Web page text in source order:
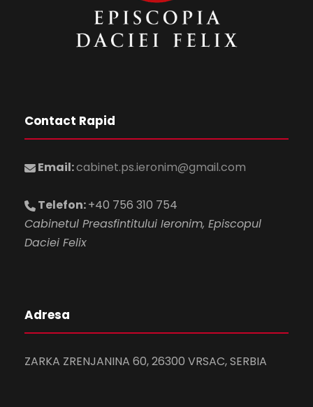
Contact Rapid
Email:cabinet.ps.ieronim@gmail.com
Telefon:+40 756 310 754
Cabinetul Preasfintitului Ieronim, Episcopul
Daciei Felix
Adresa
ZARKA ZRENJANINA 60, 26300 VRSAC, SERBIA